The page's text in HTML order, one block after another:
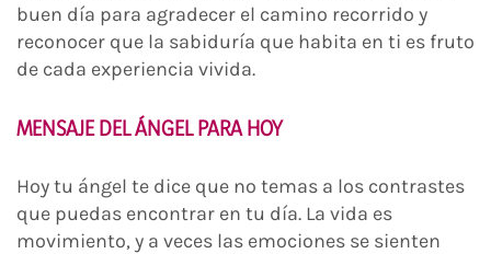
buen día para agradecer el camino recorrido y
reconocer que la sabiduría que habita en ti es fruto
de cada experiencia vivida.
MENSAJE DEL ÁNGEL PARA HOY
Hoy tu ángel te dice que no temas a los contrastes
que puedas encontrar en tu día. La vida es
movimiento, y a veces las emociones se sienten